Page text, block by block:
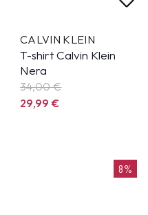
CALVIN KLEIN
T-shirt Calvin Klein
Nera
34,00 €
29,99€
8%